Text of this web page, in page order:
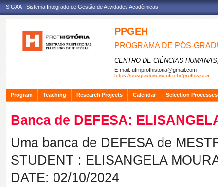
SIGAA - Sistema Integrado de Gestão de Atividades Acadêmicas
PPGEH
PROGRAMA DE PÓS-
CENTRO DE CIÊNCIAS
E-mail: ufrnprofhistoria@gmail.com
https://posgraduacao.ufrn.br/profhistoria
Program Teaching Research Projects Calendar Selection Processes
Banca de DEFESA:
Uma banca de DEFESA de
STUDENT : ELISANGELA
DATE: 02/10/2024